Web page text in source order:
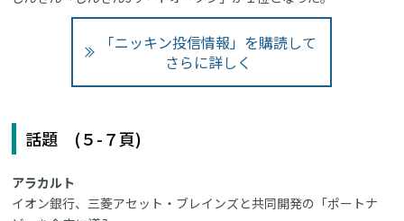
「ニッキン投信情報」を購読して
さらに詳しく
話題 (５-７頁)
アラカルト
イオン銀行、三菱アセット・ブレインズと共同開発の「ポートナ